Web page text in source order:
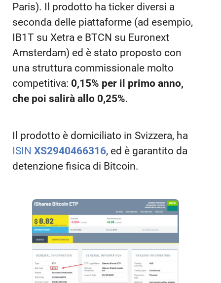
Paris). Il prodotto ha ticker diversi a
seconda delle piattaforme (ad esempio,
IB1T su Xetra e BTCN su Euronext
Amsterdam) ed è stato proposto con
una struttura commissionale molto
competitiva: 0,15% per il primo anno,
che poi salirà allo 0,25%.
Il prodotto è domiciliato in Svizzera, ha
ISIN XS2940466316, ed è garantito da
detenzione fisica di Bitcoin.